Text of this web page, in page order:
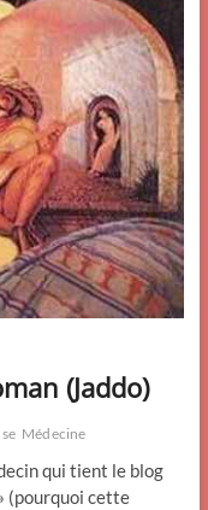
n
(Jaddo)
Médecine
qui tient le blog
(pourquoi cette